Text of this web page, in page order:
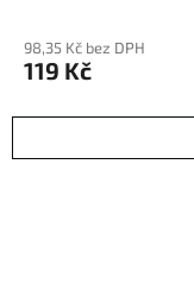
98,35 Kč bez DPH
119 Kč